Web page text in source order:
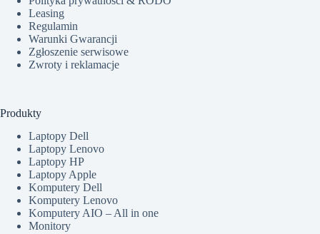
Leasing
Regulamin
Warunki Gwarancji
Zgłoszenie serwisowe
Zwroty i reklamacje
Produkty
Laptopy Dell
Laptopy Lenovo
Laptopy HP
Laptopy Apple
Komputery Dell
Komputery Lenovo
Komputery AIO – All in one
Monitory